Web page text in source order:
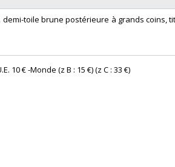
demi-toile brune postérieure à grands coins,
€ -Monde (z B : 15 €) (z C : 33 €)